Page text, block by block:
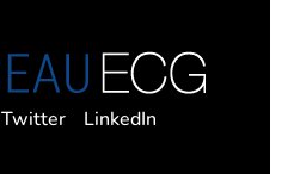
Twitter LinkedIn